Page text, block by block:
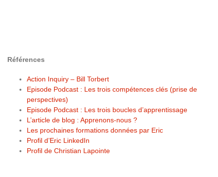
Références
Action Inquiry – Bill Torbert
Episode Podcast : Les trois compétences clés (prise de
perspectives)
Episode Podcast : Les trois boucles d’apprentissage
L’article de blog : Apprenons-nous ?
Les prochaines formations données par Eric
Profil d’Eric LinkedIn
Profil de Christian Lapointe